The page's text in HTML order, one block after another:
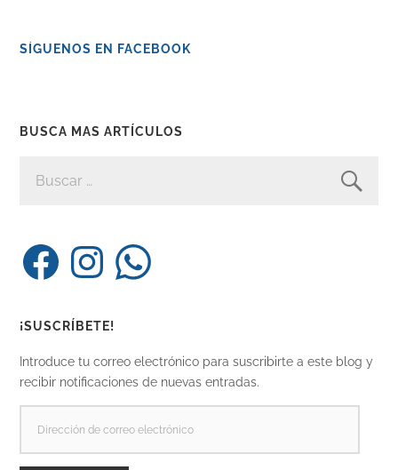
SÍGUENOS EN FACEBOOK
BUSCA MAS ARTÍCULOS
FacebookInstagramWhatsApp
¡SUSCRÍBETE!
Introduce tu correo electrónico para suscribirte a este blog y
recibir notificaciones de nuevas entradas.
CORREO